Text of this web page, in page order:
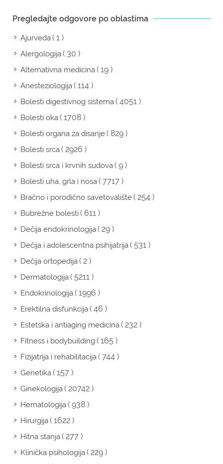
Pregledajte odgovore po oblastima
Ajurveda( 1 )
Alergologija( 30 )
Alternativna medicina( 19 )
Anesteziologija( 114 )
Bolesti digestivnog sistema( 4051 )
Bolesti oka( 1708 )
Bolesti organa za disanje( 829 )
Bolesti srca( 2926 )
Bolesti srca i krvnih sudova( 9 )
Bolesti uha, grla i nosa( 7717 )
Bračno i porodično savetovalište( 254 )
Bubrežne bolesti( 611 )
Dečija endokrinologija( 29 )
Dečija i adolescentna psihijatrija( 531 )
Dečija ortopedija( 2 )
Dermatologija( 5211 )
Endokrinologija( 1996 )
Erektilna disfunkcija( 46 )
Estetska i antiaging medicina( 232 )
Fitness i bodybuilding( 165 )
Fizijatrija i rehabilitacija( 744 )
Genetika( 157 )
Ginekologija( 20742 )
Hematologija( 938 )
Hirurgija( 1622 )
Hitna stanja( 277 )
Klinička psihologija( 229 )